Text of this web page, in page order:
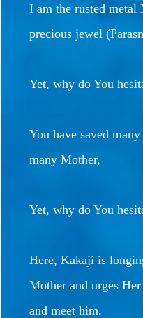
I am the rusted metal
precious jewel
Yet, why do You
You have saved
many Mother,
Yet, why do You
Here, Kakaji is
Mother and urges
and meet him.